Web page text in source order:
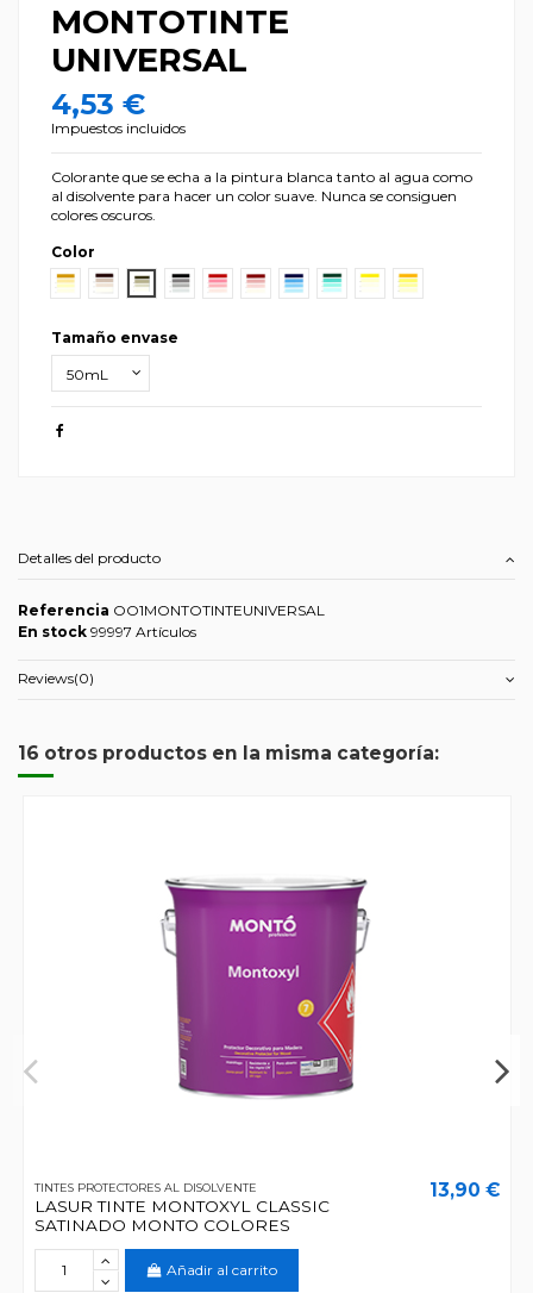
MONTOTINTE
UNIVERSAL
4,53 €
Impuestos incluidos
Colorante que se echa a la pintura blanca tanto al agua como
al disolvente para hacer un color suave. Nunca se consiguen
colores oscuros.
Color
Ocre1BeigeOlivaNegro1Rojo Vivo1Rojo Oxido1
Azul1Verde1Amarillo1Amarillo Medio1
Tamaño envase
Detalles del producto
Referencia OO1MONTOTINTEUNIVERSAL
En stock 99997 Artículos
Reviews(0)
16 otros productos en la misma categoría:
TINTES PROTECTORES AL DISOLVENTE
LASUR TINTE MONTOXYL CLASSIC
SATINADO MONTO COLORES
13,90 €
Añadir al carrito